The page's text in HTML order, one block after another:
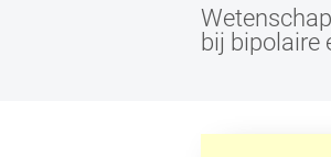
bij bipolaire